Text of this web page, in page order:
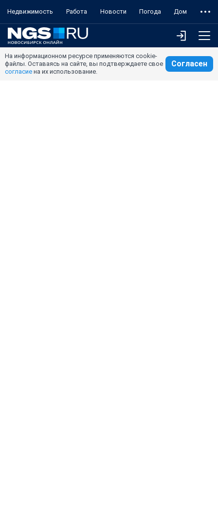
Недвижимость Работа Новости Погода Дом
На информационном ресурсе применяются cookie-
файлы. Оставаясь на сайте, вы подтверждаете свое
согласие на их использование.
Согласен